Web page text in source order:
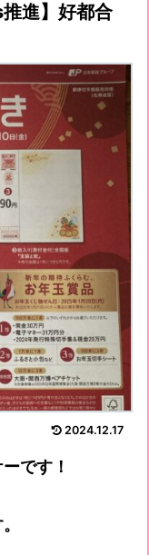
推進】好都合
2024.12.17
です！